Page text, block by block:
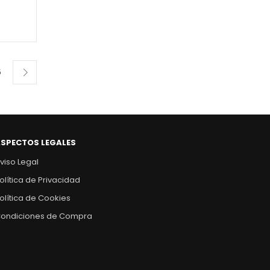
LEGALES
Legal
de Privacidad
de Cookies
de Compra